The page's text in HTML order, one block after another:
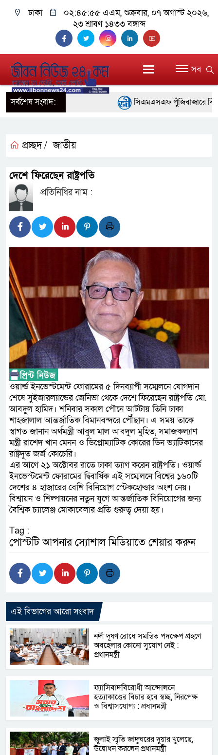
ঢাকা ০২:৪৫:৫৬ এএম, শুক্রবার, ০৭ অগাস্ট ২০২৬,
২৩ শ্রাবণ ১৪৩৩ বঙ্গাব্দ
সব
সর্বশেষ সংবাদ:
সিএমএসএফ পুঁজিবাজারে
ওমানের সঙ্গে ইরানের হরমুজ
ফ্যাসিবাদবিরোধী আন্দোলনে
নিরপেক্ষ ও বিশ্বাসযোগ্য : প্রধানমন্ত্রী
বাগেরহাট মেডিকেল
জুলাই স্মৃতি জাদুঘরের দুয়ার
ফিলিপাইনের দক্ষিণ উপকূলে
আগস্টের শেষ সপ্তাহে খুলছে
উপদেষ্টা
প্রচ্ছদ / জাতীয়
দেশে ফিরেছেন রাষ্ট্রপতি
প্রতিনিধির নাম :
ওয়ার্ল্ড ইনভেস্টমেন্ট ফোরামের ৫ দিনব্যাপী সম্মেলনে যোগদান
শেষে সুইজারল্যান্ডের জেনিভা থেকে দেশে ফিরেছেন রাষ্ট্রপতি মো.
আবদুল হামিদ। শনিবার সকাল পৌনে আটটায় তিনি ঢাকা
শাহজালাল আন্তর্জাতিক বিমানবন্দরে পৌঁছান। এ সময় তাকে
স্বাগত জানান অর্থমন্ত্রী আবুল মাল আবদুল মুহিত, সমাজকল্যাণ
মন্ত্রী রাশেদ খান মেনন ও ডিপ্লোম্যাটিক কোরের ডিন ভ্যাটিকানের
রাষ্ট্রদূত জর্জ কোচেরি।
এর আগে ২১ অক্টোবর রাতে ঢাকা ত্যাগ করেন রাষ্ট্রপতি। ওয়ার্ল্ড
ইনভেস্টমেন্ট ফোরামের দ্বিবার্ষিক এই সম্মেলনে বিশ্বের ১৬০টি
দেশের ৪ হাজারের বেশি বিনিয়োগ স্টেকহোল্ডার অংশ নেয়।
বিশ্বায়ন ও শিল্পায়নের নতুন যুগে আন্তর্জাতিক বিনিয়োগের জন্য
বৈশ্বিক চ্যালেঞ্জ মোকাবেলার প্রতি গুরুত্ব দেয়া হয়।
Tag :
পোস্টটি আপনার স্যোশাল মিডিয়াতে শেয়ার করুন
এই বিভাগের আরো সংবাদ
নদী দূষণ রোধে সমন্বিত পদক্ষেপ গ্রহণে
অবহেলার কোনো সুযোগ নেই :
প্রধানমন্ত্রী
ফ্যাসিবাদবিরোধী আন্দোলনে
হত্যাকাণ্ডের বিচার হবে স্বচ্ছ, নিরপেক্ষ
ও বিশ্বাসযোগ্য : প্রধানমন্ত্রী
জুলাই স্মৃতি জাদুঘরের দুয়ার খুলেছে,
উদ্বোধন করলেন প্রধানমন্ত্রী